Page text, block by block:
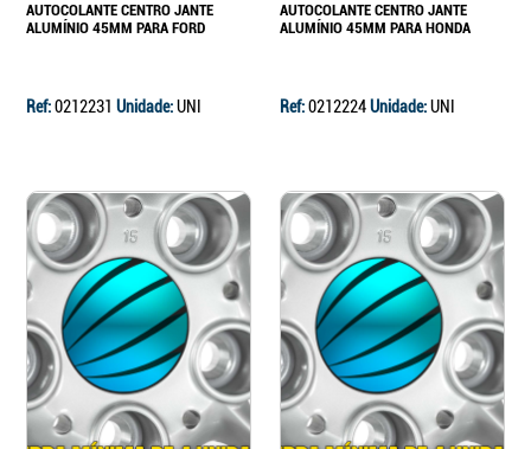
AUTOCOLANTE CENTRO JANTE
ALUMÍNIO 45MM PARA FORD
Ref:0212231 Unidade:UNI
AUTOCOLANTE CENTRO JANTE
ALUMÍNIO 45MM PARA HONDA
Ref:0212224Unidade:UNI